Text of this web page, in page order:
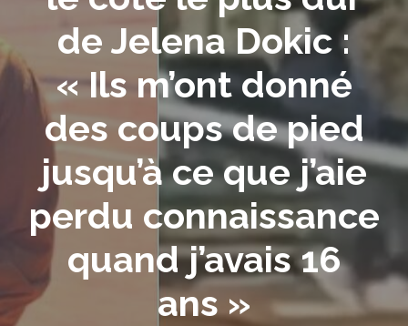
de Jelena Dokic :
« Ils m’ont donné
des coups de pied
jusqu’à ce que j’aie
perdu connaissance
quand j’avais 16
ans »